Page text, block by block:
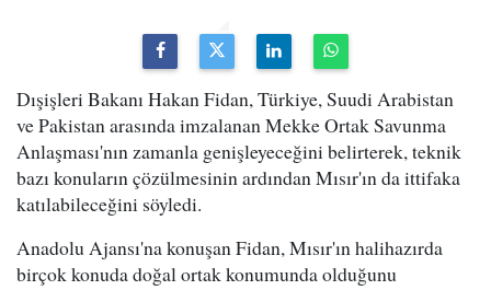
Dışişleri Bakanı Hakan Fidan, Türkiye, Suudi Arabistan
ve Pakistan arasında imzalanan Mekke Ortak Savunma
Anlaşması'nın zamanla genişleyeceğini belirterek, teknik
bazı konuların çözülmesinin ardından Mısır'ın da ittifaka
katılabileceğini söyledi.
Anadolu Ajansı'na konuşan Fidan, Mısır'ın halihazırda
birçok konuda doğal ortak konumunda olduğunu